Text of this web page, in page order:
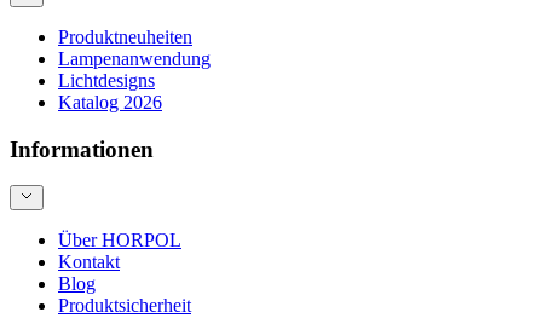
Produktneuheiten
Lampenanwendung
Lichtdesigns
Katalog 2026
Informationen
Über HORPOL
Kontakt
Blog
Produktsicherheit